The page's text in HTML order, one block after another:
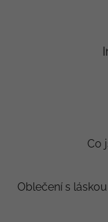
Co
Oblečení s